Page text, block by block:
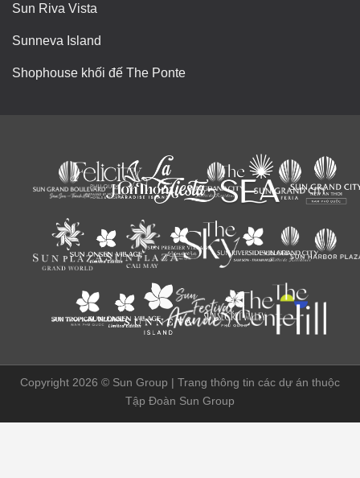
Sun Riva Vista
Sunneva Island
Shophouse khối đế The Ponte
Copyright 2026 © Sun Group | Trang thông tin các dự án thuộc
Tập Đoàn Sun Group